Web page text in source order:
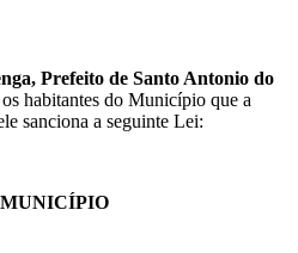
Prefeito de Santo Antonio do
habitantes do Município que a
sanciona a seguinte Lei: